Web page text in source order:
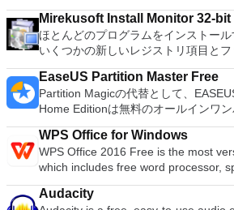
ただし、アンインストールを試みる
は、必要のないアイテムが残ります。
間の経過とともに蓄積し、コンピュ
だけです。また、多くのプログラム
要なバックグラウンドプロセスをイ
より、起動時にコンピューターの速度
ソースが使用されます。 Mirekusoft
と、システムを再び制御できます。シ
を自動的に監視し、完全にアンイン
す。 その結果、アプリケーション管
がより効率的に動作します。また、
するのを防ぎ、実行中のプログラム
マンスを向上させることもできます。
Mirekusoft Install Monitor 32-bit
ほとんどのプログラムをインストー
いくつかの新しいレジストリ項目とフ
ただし、アンインストールを試みる
は、必要のないアイテムが残ります。
間の経過とともに蓄積し、コンピュー
だけです。また、多くのプログラムは
要なバックグラウンドプロセスをイ
より、起動時にコンピューターの速度
ソースが使用されます。 Mirekusoft
と、システムを再び制御できます。シ
を自動的に監視し、完全にアンイン
す。 その結果、アプリケーション管
EaseUS Partition Master Free
Partition Magicの代替として、
Home Editionは無料のオールインワン
ーションおよびディスク管理ユーテ
ョンの拡張（特にシステムドライブ用
理、MBRおよびGUIDパーティション
クのディスク領域不足の問題の解決
ィションのサイズ変更/移動システム
スクとパーティションをコピーパーテ
WPS Office for Windows
WPS Office 2016 Free is the most
which includes free word processor,
and presentation maker. With these
easily be able to deal with any office
Audacity